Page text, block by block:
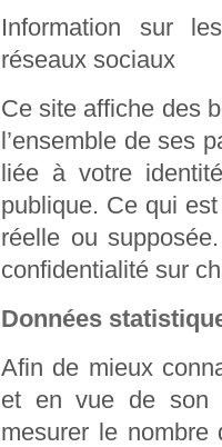
Information sur
réseaux sociaux
Ce site affiche des
l’ensemble de ses
liée à votre
publique. Ce qui
réelle ou
confidentialité sur
Données
Afin de mieux
et en vue de son
mesurer le nombre